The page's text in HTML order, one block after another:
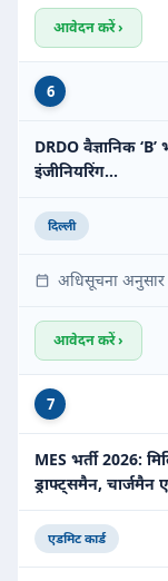
आवेदन करें ›
6
DRDO वैज्ञानिक
इंजीनियरिंग…
दिल्ली
अधिसूचना अनुसार
आवेदन करें ›
7
MES भर्ती 2026:
ड्राफ्ट्समैन, चार्जमैन
एडमिट कार्ड